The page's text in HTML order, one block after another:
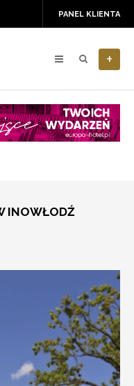
PANEL KLIENTA
+
INOWŁODŹ